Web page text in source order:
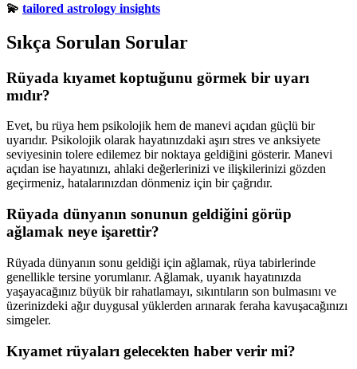
💫 tailored astrology insights
Sıkça Sorulan Sorular
Rüyada kıyamet koptuğunu görmek bir uyarı
mıdır?
Evet, bu rüya hem psikolojik hem de manevi açıdan güçlü bir
uyarıdır. Psikolojik olarak hayatınızdaki aşırı stres ve anksiyete
seviyesinin tolere edilemez bir noktaya geldiğini gösterir. Manevi
açıdan ise hayatınızı, ahlaki değerlerinizi ve ilişkilerinizi gözden
geçirmeniz, hatalarınızdan dönmeniz için bir çağrıdır.
Rüyada dünyanın sonunun geldiğini görüp
ağlamak neye işarettir?
Rüyada dünyanın sonu geldiği için ağlamak, rüya tabirlerinde
genellikle tersine yorumlanır. Ağlamak, uyanık hayatınızda
yaşayacağınız büyük bir rahatlamayı, sıkıntıların son bulmasını ve
üzerinizdeki ağır duygusal yüklerden arınarak feraha kavuşacağınızı
simgeler.
Kıyamet rüyaları gelecekten haber verir mi?